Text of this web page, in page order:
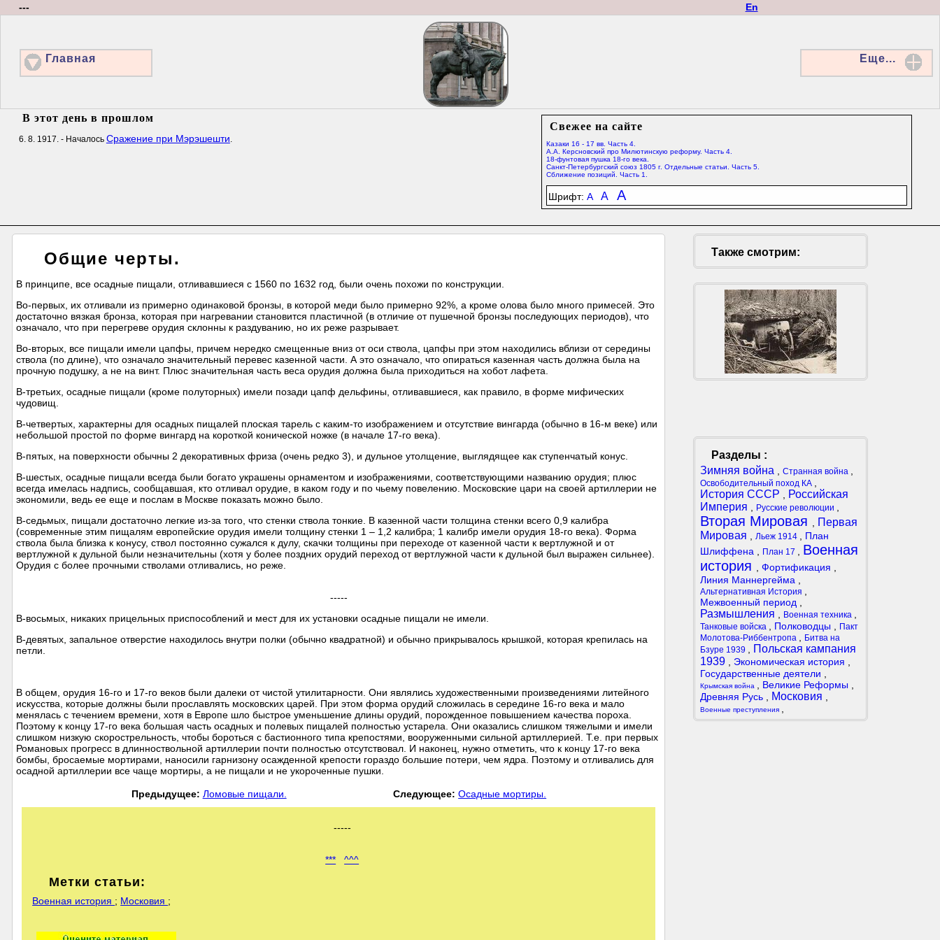
En
---
Главная Еще...
Свежее на сайте
Казаки 16 - 17 вв. Часть 4.
А.А. Керсновский про Милютинскую реформу. Часть 4.
18-фунтовая пушка 18-го века.
Санкт-Петербургский союз 1805 г. Отдельные статьи. Часть 5.
Сближение позиций. Часть 1.
Шрифт:A A A
В этот день в прошлом
6. 8. 1917. - Началось Сражение при Мэрэшешти.
Общие черты.
В принципе, все осадные пищали, отливавшиеся с 1560 по 1632 год, были очень похожи по конструкции.
Во-первых, их отливали из примерно одинаковой бронзы, в которой меди было примерно 92%, а кроме олова было много примесей. Это
достаточно вязкая бронза, которая при нагревании становится пластичной (в отличие от пушечной бронзы последующих периодов), что
означало, что при перегреве орудия склонны к раздуванию, но их реже разрывает.
Во-вторых, все пищали имели цапфы, причем нередко смещенные вниз от оси ствола, цапфы при этом находились вблизи от середины
ствола (по длине), что означало значительный перевес казенной части. А это означало, что опираться казенная часть должна была на
прочную подушку, а не на винт. Плюс значительная часть веса орудия должна была приходиться на хобот лафета.
В-третьих, осадные пищали (кроме полуторных) имели позади цапф дельфины, отливавшиеся, как правило, в форме мифических
чудовищ.
В-четвертых, характерны для осадных пищалей плоская тарель с каким-то изображением и отсутствие вингарда (обычно в 16-м веке) или
небольшой простой по форме вингард на короткой конической ножке (в начале 17-го века).
В-пятых, на поверхности обычны 2 декоративных фриза (очень редко 3), и дульное утолщение, выглядящее как ступенчатый конус.
В-шестых, осадные пищали всегда были богато украшены орнаментом и изображениями, соответствующими названию орудия; плюс
всегда имелась надпись, сообщавшая, кто отливал орудие, в каком году и по чьему повелению. Московские цари на своей артиллерии не
экономили, ведь ее еще и послам в Москве показать можно было.
В-седьмых, пищали достаточно легкие из-за того, что стенки ствола тонкие. В казенной части толщина стенки всего 0,9 калибра
(современные этим пищалям европейские орудия имели толщину стенки 1 – 1,2 калибра; 1 калибр имели орудия 18-го века). Форма
ствола была близка к конусу, ствол постоянно сужался к дулу, скачки толщины при переходе от казенной части к вертлужной и от
вертлужной к дульной были незначительны (хотя у более поздних орудий переход от вертлужной части к дульной был выражен сильнее).
Орудия с более прочными стволами отливались, но реже.
-----
В-восьмых, никаких прицельных приспособлений и мест для их установки осадные пищали не имели.
В-девятых, запальное отверстие находилось внутри полки (обычно квадратной) и обычно прикрывалось крышкой, которая крепилась на
петли.
В общем, орудия 16-го и 17-го веков были далеки от чистой утилитарности. Они являлись художественными произведениями литейного
искусства, которые должны были прославлять московских царей. При этом форма орудий сложилась в середине 16-го века и мало
менялась с течением времени, хотя в Европе шло быстрое уменьшение длины орудий, порожденное повышением качества пороха.
Поэтому к концу 17-го века большая часть осадных и полевых пищалей полностью устарела. Они оказались слишком тяжелыми и имели
слишком низкую скорострельность, чтобы бороться с бастионного типа крепостями, вооруженными сильной артиллерией. Т.е. при первых
Романовых прогресс в длинноствольной артиллерии почти полностью отсутствовал. И наконец, нужно отметить, что к концу 17-го века
бомбы, бросаемые мортирами, наносили гарнизону осажденной крепости гораздо большие потери, чем ядра. Поэтому и отливались для
осадной артиллерии все чаще мортиры, а не пищали и не укороченные пушки.
Предыдущее: Ломовые пищали. Следующее: Осадные мортиры.
-----
*** ^^^
Метки статьи:
Военная история ; Московия ;
Также смотрим:
Разделы :
Зимняя война
Странная война
Освободительный поход КА
История СССР
Российская
Империя
Русские революции
Вторая Мировая
Первая
Мировая
Льеж 1914
План
Шлиффена
План 17
Военная
история
Фортификация
Линия Маннергейма
Альтернативная История
Межвоенный период
Размышления Военная техника
Танковые войска Полководцы
Пакт
Молотова-Риббентропа
Битва на
Бзуре 1939
Польская кампания
1939
Экономическая история
Государственные деятели
Крымская война Великие Реформы
Древняя Русь
Московия
Военные преступления